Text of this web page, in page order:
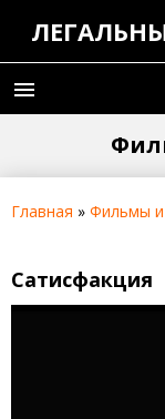
menu
Главная » Фильмы
Сатисфакция